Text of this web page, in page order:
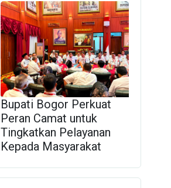
Bupati Bogor Perkuat
Peran Camat untuk
Tingkatkan Pelayanan
Kepada Masyarakat